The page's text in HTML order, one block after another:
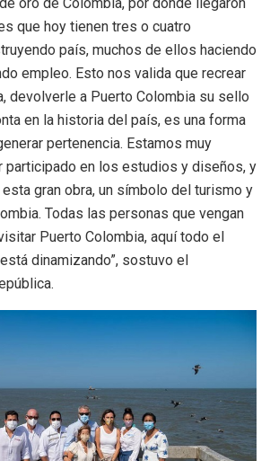
que hoy tienen tres o cuatro
país, muchos de ellos haciendo
empleo. Esto nos valida que recrear
devolverle a Puerto Colombia su sello
en la historia del país, es una forma
pertenencia. Estamos muy
participado en los estudios y diseños, y
gran obra, un símbolo del turismo y
Todas las personas que vengan
Puerto Colombia, aquí todo el
dinamizando”, sostuvo el